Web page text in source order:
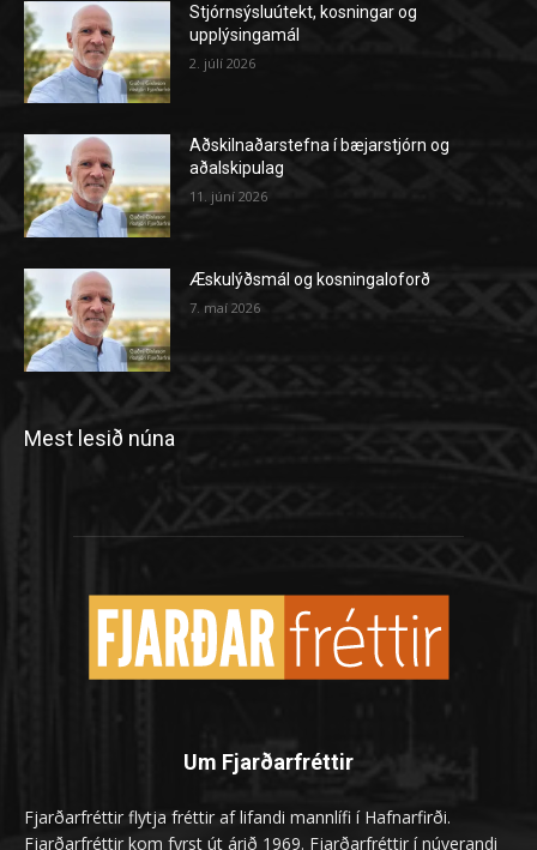
Stjórnsýsluútekt, kosningar og
upplýsingamál
2. júlí 2026
Aðskilnaðarstefna í bæjarstjórn og
aðalskipulag
11. júní 2026
Æskulýðsmál og kosningaloforð
7. maí 2026
Mest lesið núna
Um Fjarðarfréttir
Fjarðarfréttir flytja fréttir af lifandi mannlífi í Hafnarfirði.
Fjarðarfréttir kom fyrst út árið 1969. Fjarðarfréttir í núverandi